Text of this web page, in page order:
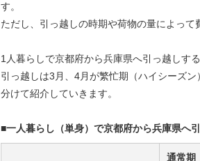
す。
ただし、引っ越しの時期や荷物の量によって
1人暮らしで京都府から兵庫県へ引っ越しす
引っ越しは3月、4月が繁忙期（ハイシーズ
分けて紹介していきます。
■一人暮らし（単身）で京都府から兵庫県へ
通常期